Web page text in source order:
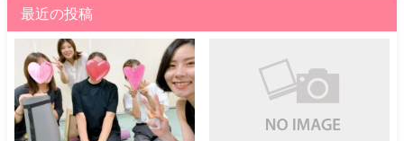
最近の投稿